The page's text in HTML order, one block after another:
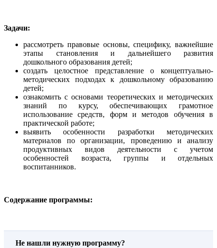
Задачи:
рассмотреть правовые основы, специфику, важнейшие
этапы становления и дальнейшего развития
дошкольного образования детей;
создать целостное представление о концептуально-
методических подходах к дошкольному образованию
детей;
ознакомить с основами теоретических и методических
знаний по курсу, обеспечивающих грамотное
использование средств, форм и методов обучения в
практической работе;
выявить особенности разработки методических
материалов по организации, проведению и анализу
продуктивных видов деятельности с учетом
особенностей возраста, группы и отдельных
воспитанников.
Содержание программы:
Не нашли нужную программу?